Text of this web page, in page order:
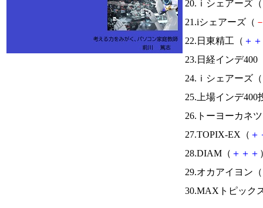
20.ｉシェアーズ（
21.iシェアーズ（
22.日東精工（ ＋ ＋
23.日経インデ400
24.ｉシェアーズ（
25.上場インデ400
26.トーヨーカネ
27.TOPIX-EX（ ＋
28.DIAM（ ＋ ＋ ＋
29.オカアイヨン（
30.MAXトピック